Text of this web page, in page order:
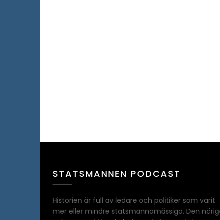
STATSMANNEN PODCAST
Historien är full av ledare och politiker som varit
mer eller mindre statsmannamässiga. Den